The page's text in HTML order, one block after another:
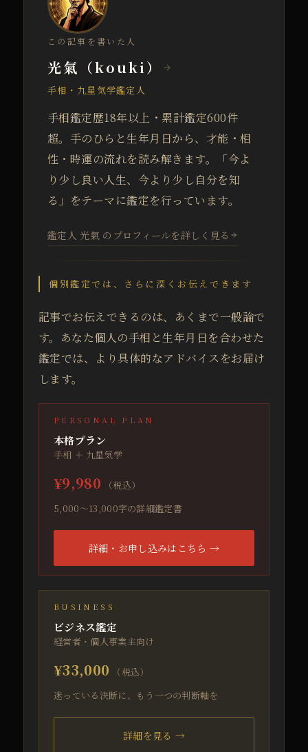
この記事を書いた人
光氣（kouki）
手相・九星気学鑑定人
手相鑑定歴18年以上・累計鑑定600件
超。手のひらと生年月日から、才能・相
性・時運の流れを読み解きます。「今よ
り少し良い人生、今より少し自分を知
る」をテーマに鑑定を行っています。
鑑定人 光氣 のプロフィールを詳しく見る
個別鑑定では、さらに深くお伝えできます
記事でお伝えできるのは、あくまで一般論で
す。あなた個人の手相と生年月日を合わせた
鑑定では、より具体的なアドバイスをお届け
します。
PERSONAL PLAN
本格プラン
手相 ＋ 九星気学
¥9,980
（税込）
5,000〜13,000字の詳細鑑定書
詳細・お申し込みはこちら →
BUSINESS
ビジネス鑑定
経営者・個人事業主向け
¥33,000
（税込）
迷っている決断に、もう一つの判断軸を
詳細を見る →